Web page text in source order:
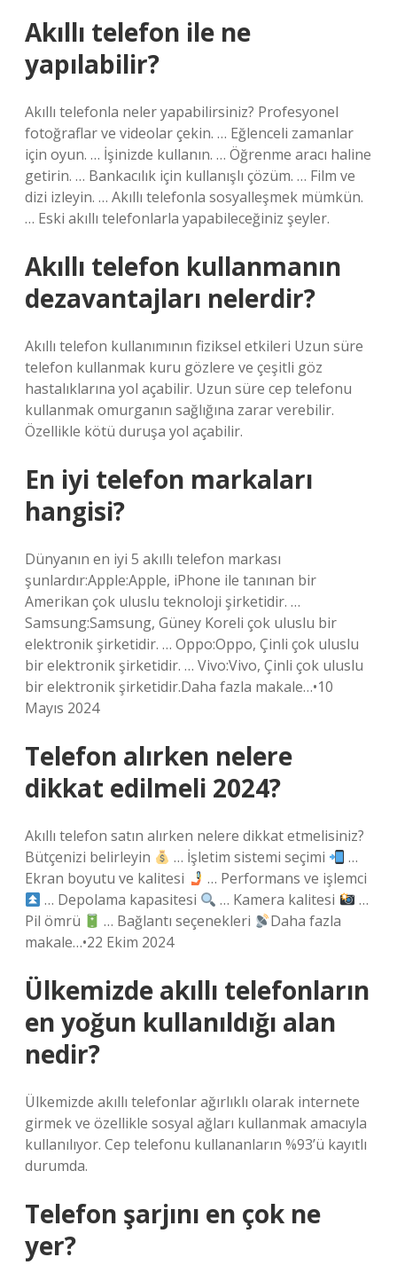
Akıllı telefon ile ne
yapılabilir?
Akıllı telefonla neler yapabilirsiniz? Profesyonel
fotoğraflar ve videolar çekin. … Eğlenceli zamanlar
için oyun. … İşinizde kullanın. … Öğrenme aracı haline
getirin. … Bankacılık için kullanışlı çözüm. … Film ve
dizi izleyin. … Akıllı telefonla sosyalleşmek mümkün.
… Eski akıllı telefonlarla yapabileceğiniz şeyler.
Akıllı telefon kullanmanın
dezavantajları nelerdir?
Akıllı telefon kullanımının fiziksel etkileri Uzun süre
telefon kullanmak kuru gözlere ve çeşitli göz
hastalıklarına yol açabilir. Uzun süre cep telefonu
kullanmak omurganın sağlığına zarar verebilir.
Özellikle kötü duruşa yol açabilir.
En iyi telefon markaları
hangisi?
Dünyanın en iyi 5 akıllı telefon markası
şunlardır:Apple:Apple, iPhone ile tanınan bir
Amerikan çok uluslu teknoloji şirketidir. …
Samsung:Samsung, Güney Koreli çok uluslu bir
elektronik şirketidir. … Oppo:Oppo, Çinli çok uluslu
bir elektronik şirketidir. … Vivo:Vivo, Çinli çok uluslu
bir elektronik şirketidir.Daha fazla makale…•10
Mayıs 2024
Telefon alırken nelere
dikkat edilmeli 2024?
Akıllı telefon satın alırken nelere dikkat etmelisiniz?
Bütçenizi belirleyin
… İşletim sistemi seçimi
…
Ekran boyutu ve kalitesi
… Performans ve işlemci
… Depolama kapasitesi
… Kamera kalitesi
…
Pil ömrü
… Bağlantı seçenekleri
Daha fazla
makale…•22 Ekim 2024
Ülkemizde akıllı telefonların
en yoğun kullanıldığı alan
nedir?
Ülkemizde akıllı telefonlar ağırlıklı olarak internete
girmek ve özellikle sosyal ağları kullanmak amacıyla
kullanılıyor. Cep telefonu kullananların %93’ü kayıtlı
durumda.
Telefon şarjını en çok ne
yer?